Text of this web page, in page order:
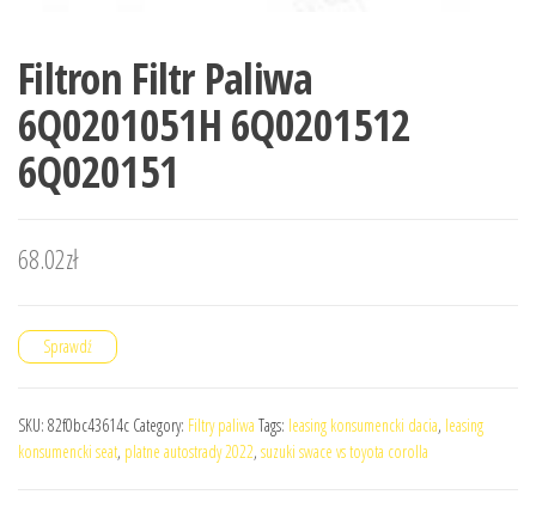
Filtron Filtr Paliwa
6Q0201051H 6Q0201512
6Q020151
68.02zł
Sprawdź
SKU: 82f0bc43614c Category: Filtry paliwa Tags: leasing konsumencki dacia, leasing
konsumencki seat, platne autostrady 2022, suzuki swace vs toyota corolla